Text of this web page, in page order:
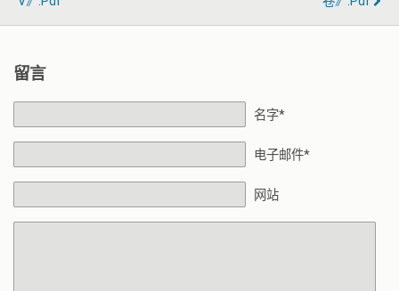
留言
名字*
电子邮件*
网站